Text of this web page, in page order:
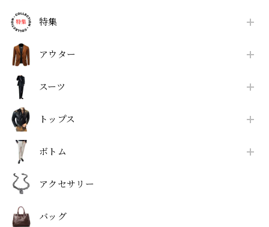
特集
アウター
スーツ
トップス
ボトム
アクセサリー
バッグ